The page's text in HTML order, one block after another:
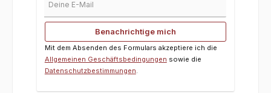
Benachrichtige mich
Mit dem Absenden des Formulars akzeptiere ich die
Allgemeinen Geschäftsbedingungen sowie die
Datenschutzbestimmungen